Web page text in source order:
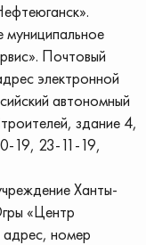
Почтовый
электронной
автономный
здание 4,
19, 23-11-19,
Ханты-
«Центр
номер